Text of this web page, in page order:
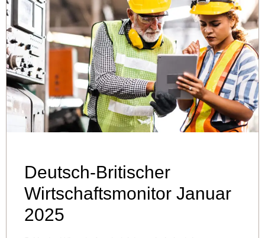
Deutsch-Britischer
Wirtschaftsmonitor Januar
2025